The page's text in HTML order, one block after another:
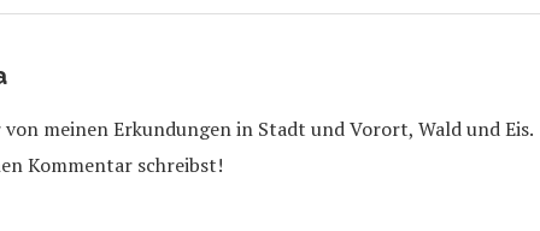
meinen Erkundungen in Stadt und Vorort, Wald und Eis.
Kommentar schreibst!